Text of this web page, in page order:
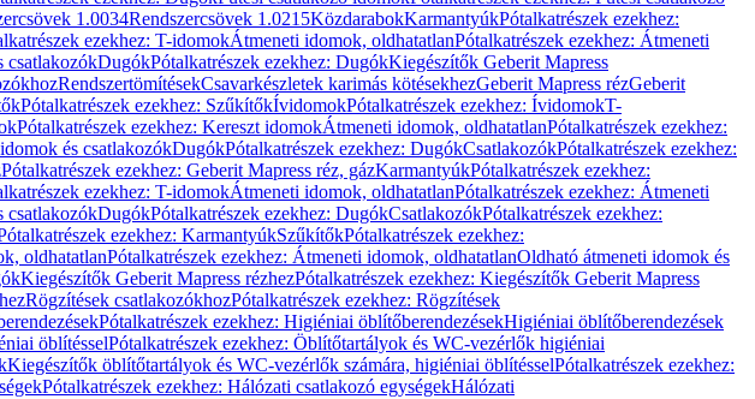
1.0034Rendszercsövek 1.0215KözdarabokKarmantyúkPótalkatrészek ezekhez:
ezekhez: T-idomokÁtmeneti idomok, oldhatatlanPótalkatrészek ezekhez: Átmeneti
csatlakozókDugókPótalkatrészek ezekhez: DugókKiegészítők Geberit Mapress
RendszertömítésekCsavarkészletek karimás kötésekhezGeberit Mapress rézGeberit
Pótalkatrészek ezekhez: SzűkítőkÍvidomokPótalkatrészek ezekhez: ÍvidomokT-
Pótalkatrészek ezekhez: Kereszt idomokÁtmeneti idomok, oldhatatlanPótalkatrészek ezekhez:
és csatlakozókDugókPótalkatrészek ezekhez: DugókCsatlakozókPótalkatrészek ezekhez:
Pótalkatrészek ezekhez: Geberit Mapress réz, gázKarmantyúkPótalkatrészek ezekhez:
ezekhez: T-idomokÁtmeneti idomok, oldhatatlanPótalkatrészek ezekhez: Átmeneti
csatlakozókDugókPótalkatrészek ezekhez: DugókCsatlakozókPótalkatrészek ezekhez:
ezekhez: KarmantyúkSzűkítőkPótalkatrészek ezekhez:
oldhatatlanPótalkatrészek ezekhez: Átmeneti idomok, oldhatatlanOldható átmeneti idomok és
Kiegészítők Geberit Mapress rézhezPótalkatrészek ezekhez: Kiegészítők Geberit Mapress
Rögzítések csatlakozókhozPótalkatrészek ezekhez: Rögzítések
Pótalkatrészek ezekhez: Higiéniai öblítőberendezésekHigiéniai öblítőberendezések
öblítésselPótalkatrészek ezekhez: Öblítőtartályok és WC-vezérlők higiéniai
Kiegészítők öblítőtartályok és WC-vezérlők számára, higiéniai öblítésselPótalkatrészek ezekhez:
Pótalkatrészek ezekhez: Hálózati csatlakozó egységekHálózati